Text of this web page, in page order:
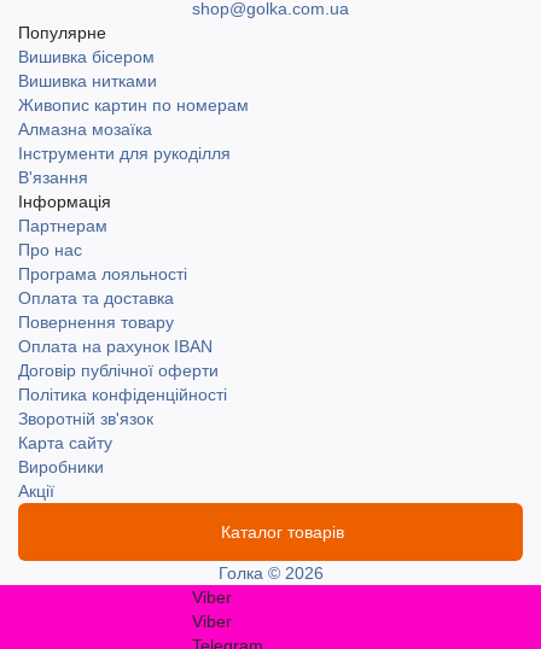
shop@golka.com.ua
Популярне
Вишивка бісером
Вишивка нитками
Живопис картин по номерам
Алмазна мозаїка
Інструменти для рукоділля
В'язання
Інформація
Партнерам
Про нас
Програма лояльності
Оплата та доставка
Повернення товару
Оплата на рахунок IBAN
Договір публічної оферти
Політика конфіденційності
Зворотній зв'язок
Карта сайту
Виробники
Акції
Каталог товарів
Голка © 2026
Viber
Viber